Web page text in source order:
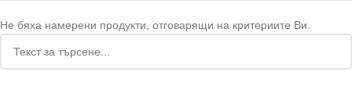
Не бяха намерени продукти, отговарящи на критериите Ви.